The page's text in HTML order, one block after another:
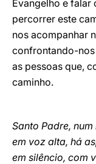
Evangelho e falar
percorrer este
nos acompanhar
confrontando-
as pessoas que,
caminho.
Santo Padre,
em voz alta, há
em silêncio, com